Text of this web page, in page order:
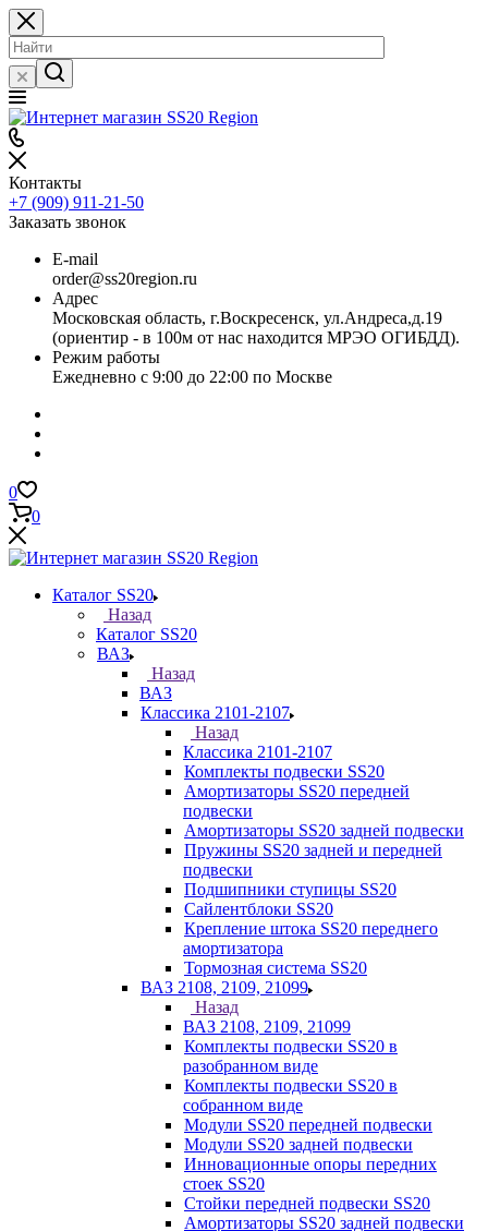
Контакты
+7 (909) 911-21-50
Заказать звонок
E-mail
order@ss20region.ru
Адрес
Московская область, г.Воскресенск, ул.Андреса,д.19
(ориентир - в 100м от нас находится МРЭО ОГИБДД).
Режим работы
Ежедневно с 9:00 до 22:00 по Москве
0
0
Каталог SS20
Назад
Каталог SS20
ВАЗ
Назад
ВАЗ
Классика 2101-2107
Назад
Классика 2101-2107
Комплекты подвески SS20
Амортизаторы SS20 передней
подвески
Амортизаторы SS20 задней подвески
Пружины SS20 задней и передней
подвески
Подшипники ступицы SS20
Сайлентблоки SS20
Крепление штока SS20 переднего
амортизатора
Тормозная система SS20
ВАЗ 2108, 2109, 21099
Назад
ВАЗ 2108, 2109, 21099
Комплекты подвески SS20 в
разобранном виде
Комплекты подвески SS20 в
собранном виде
Модули SS20 передней подвески
Модули SS20 задней подвески
Инновационные опоры передних
стоек SS20
Стойки передней подвески SS20
Амортизаторы SS20 задней подвески